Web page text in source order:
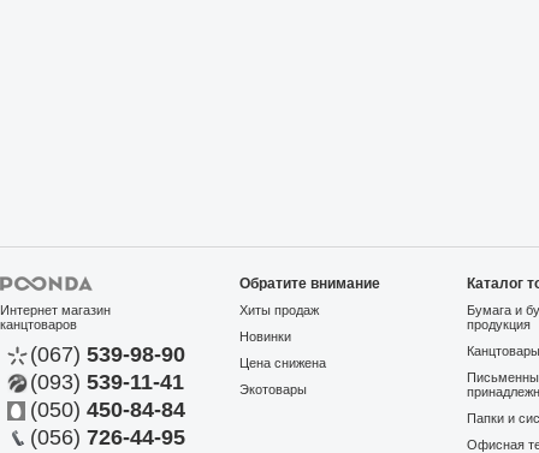
Интернет магазин
канцтоваров
(067) 539-98-90
(093) 539-11-41
(050) 450-84-84
(056) 726-44-95
Обратите внимание
Хиты продаж
Новинки
Цена снижена
Экотовары
Каталог
Бумага и
продукция
Папки и
Офисная